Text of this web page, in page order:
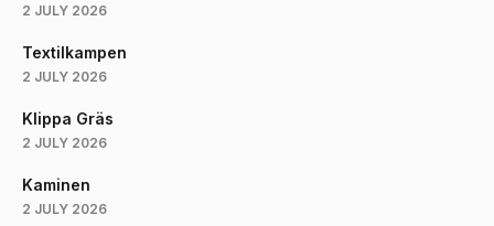
2 JULY 2026
Textilkampen
2 JULY 2026
Klippa Gräs
2 JULY 2026
Kaminen
2 JULY 2026